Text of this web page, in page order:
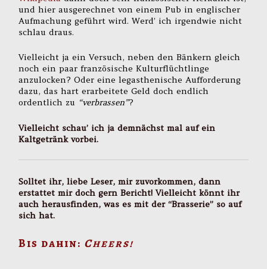
und hier ausgerechnet von einem Pub in englischer
Aufmachung geführt wird. Werd’ ich irgendwie nicht
schlau draus.
Vielleicht ja ein Versuch, neben den Bänkern gleich
noch ein paar französische Kulturflüchtlinge
anzulocken? Oder eine legasthenische Aufforderung
dazu, das hart erarbeitete Geld doch endlich
ordentlich zu “verbrassen”?
Vielleicht schau’ ich ja demnächst mal auf ein
Kaltgetränk vorbei.
Solltet ihr, liebe Leser, mir zuvorkommen, dann
erstattet mir doch gern Bericht! Vielleicht könnt ihr
auch herausfinden, was es mit der “Brasserie” so auf
sich hat.
Bis dahin: Cheers!